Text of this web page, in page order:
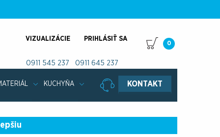
VIZUALIZÁCIE PRIHLÁSIŤ SA
0
0911 545 237 0911 645 237
KONTAKT
KUCHYŇA